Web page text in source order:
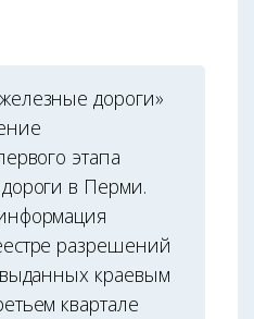
дороги»
этапа
в Перми.
разрешений
выданных краевым
квартале